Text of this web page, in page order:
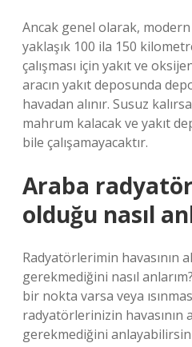
Ancak genel olarak,
yaklaşık 100 ila 150
çalışması için yakıt ve
aracın yakıt deposunda
havadan alınır. Susuz
mahrum kalacak ve yakıt
bile çalışamayacaktır.
Araba
olduğu nasıl
Radyatörlerimin havasının
gerekmediğini nasıl
bir nokta varsa veya
radyatörlerinizin havasının
gerekmediğini